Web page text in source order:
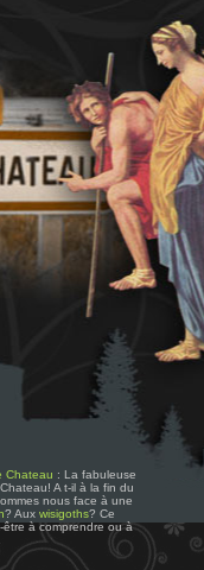
Chateau : La fabuleuse
A t-il à la fin du
nous face à une
? Aux wisigoths? Ce
à comprendre ou à